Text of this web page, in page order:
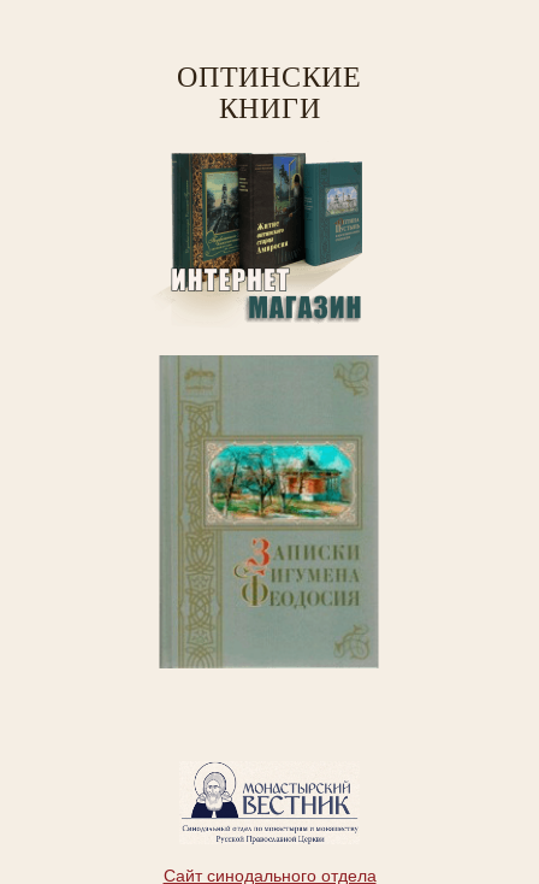
ОПТИНСКИЕ
КНИГИ
Сайт синодального отдела